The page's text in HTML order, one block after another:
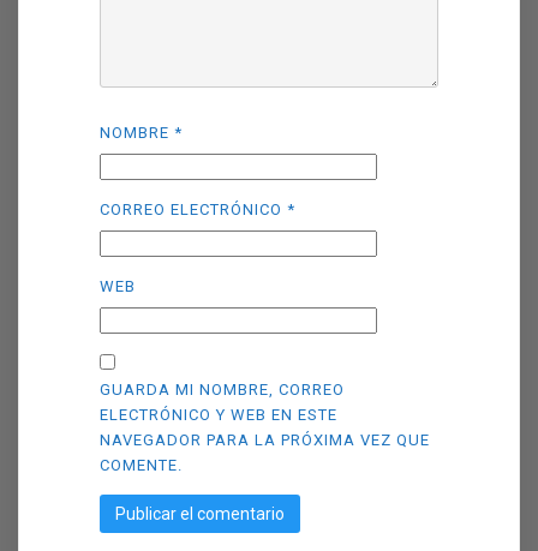
NOMBRE *
CORREO ELECTRÓNICO *
WEB
GUARDA MI NOMBRE, CORREO
ELECTRÓNICO Y WEB EN ESTE
NAVEGADOR PARA LA PRÓXIMA VEZ QUE
COMENTE.